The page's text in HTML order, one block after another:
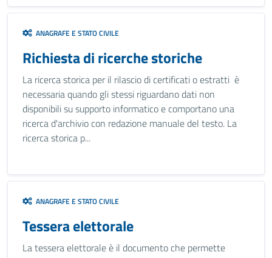
ANAGRAFE E STATO CIVILE
Richiesta di ricerche storiche
La ricerca storica per il rilascio di certificati o estratti è
necessaria quando gli stessi riguardano dati non
disponibili su supporto informatico e comportano una
ricerca d'archivio con redazione manuale del testo. La
ricerca storica p...
ANAGRAFE E STATO CIVILE
Tessera elettorale
La tessera elettorale è il documento che permette